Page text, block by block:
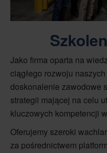
Jako firma oparta na
ciągłego rozwoju
doskonalenie zawodowe
strategii mającej na celu
kluczowych kompetencji
Oferujemy szeroki
za pośrednictwem